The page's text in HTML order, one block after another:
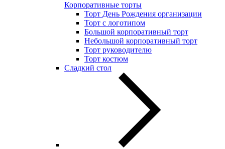
Корпоративные торты
Торт День Рождения организации
Торт с логотипом
Большой корпоративный торт
Небольшой корпоративный торт
Торт руководителю
Торт костюм
Сладкий стол